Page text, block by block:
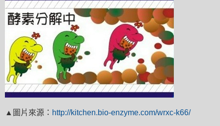
▲圖片來源 ： http://kitchen.bio-enzyme.com/wrxc-k66/